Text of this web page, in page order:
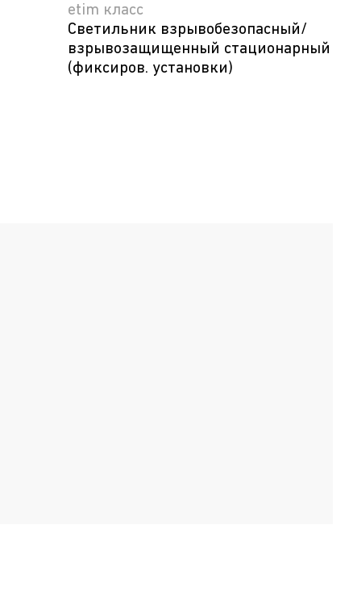
etim класс
Светильник взрывобезопасный/
взрывозащищенный стационарный
(фиксиров. установки)